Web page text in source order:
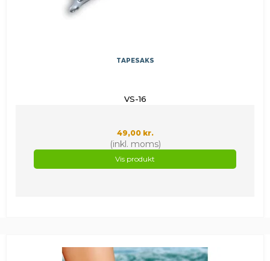
TAPESAKS
VS-16
49,00 kr.
(inkl. moms)
Vis produkt